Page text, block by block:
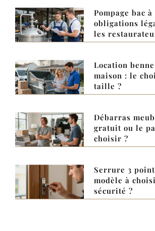
Pompage bac
obligations
les
Location
maison : le
taille ?
Débarras
gratuit ou le
choisir ?
Serrure 3
modèle à
sécurité ?